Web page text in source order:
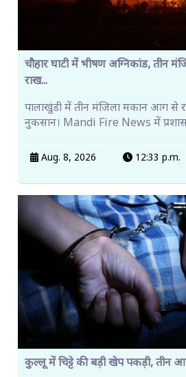
चौहार घाटी में भीषण अग्निकांड, तीन
राख...
पालाखुंडी में तीन मंजिला मकान आग से
नुकसान। Mandi Fire News में
Aug. 8, 2026 12:33 p.m.
कुल्लू में चिट्टे की बड़ी खेप पकड़ी, तीन